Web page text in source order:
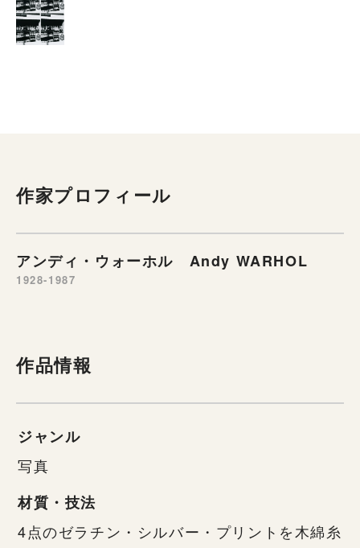
作家プロフィール
アンディ・ウォーホル Andy WARHOL
1928-1987
作品情報
ジャンル
写真
材質・技法
4点のゼラチン・シルバー・プリントを木綿糸